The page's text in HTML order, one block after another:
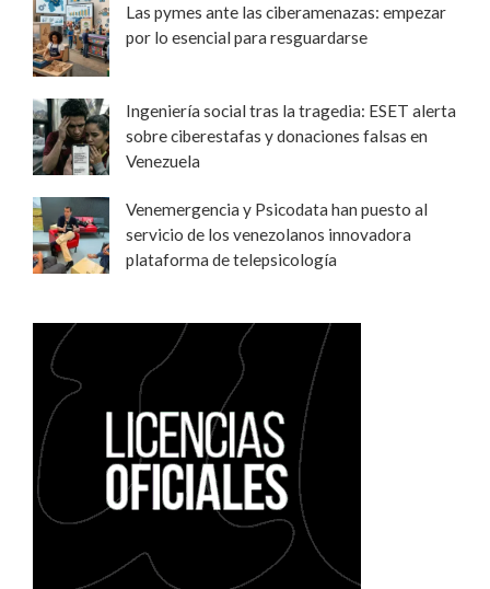
Las pymes ante las ciberamenazas: empezar
por lo esencial para resguardarse
Ingeniería social tras la tragedia: ESET alerta
sobre ciberestafas y donaciones falsas en
Venezuela
Venemergencia y Psicodata han puesto al
servicio de los venezolanos innovadora
plataforma de telepsicología